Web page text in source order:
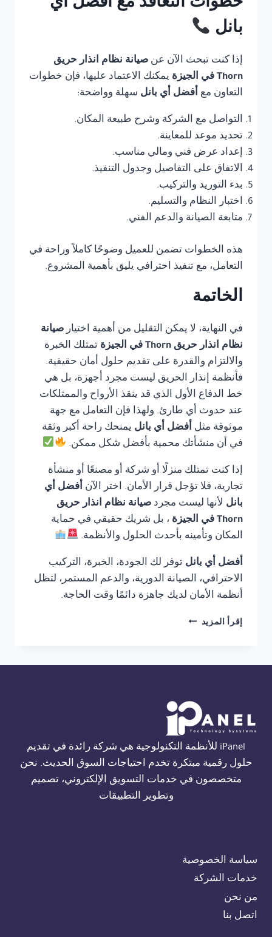
خطوات التعاقد مع أفضل أي
بانل
إذا كنت تبحث الآن عن صيانة نظام انذار حريق
Thorn في الجيزة
يمكنك الاعتماد عليها، فإن خطوات
التعاون مع أفضل أي بانل سهلة وواضحة:
التواصل مع الشركة وشرح طبيعة المكان.
تحديد موعد للمعاينة.
إعداد عرض فني ومالي مناسب.
الاتفاق على التفاصيل وجدول التنفيذ.
بدء التوريد والتركيب.
اختبار النظام والتسليم.
متابعة الصيانة والدعم الفني.
هذه الخطوات تضمن للعميل وضوحًا كاملاً وراحة في
التعامل، مع تنفيذ احترافي يليق بأهمية المشروع.
الخاتمة
في النهاية، لا يمكن التقليل من أهمية اختيار صيانة
نظام انذار حريق Thorn في الجيزة
تمتلك الخبرة
والالتزام والقدرة على تقديم حلول أمان حقيقية.
فأنظمة إنذار الحريق ليست مجرد أجهزة، بل هي
خط الدفاع الأول الذي قد ينقذ الأرواح والممتلكات
عند حدوث أي طارئ. ولهذا فإن التعامل مع جهة
موثوقة مثل أفضل أي بانل يمنحك راحة أكبر وثقة
في أن منشأتك محمية بأفضل شكل ممكن.
إذا كنت تمتلك منزلًا أو شركة أو مصنعًا أو منشأة
تجارية، فلا تؤجل قرار الأمان. اختر الآن أفضل أي
بانل لأنها ليست مجرد صيانة نظام انذار حريق
Thorn في الجيزة
، بل شريك حقيقي في حماية
المكان وتأمينه بأحدث الحلول والأنظمة.
أفضل أي بانل توفر لك الجودة، الخبرة، التركيب
الاحترافي، الصيانة الدورية، والدعم المستمر، لتظل
أنظمة الأمان لديك جاهزة دائمًا وقت الحاجة.
إقرأ المزيد صيانة
01554305486
iPanel للأنظمة التكنولوجية هي شركة رائدة في تقديم
حلول رقمية مبتكرة تخدم احتياجات السوق الحديث. نحن
متخصصون في خدمات التسويق الإلكتروني، تصميم
وتطوير التطبيقات
سياسة الخصوصية
خدمات الشركة
من نحن
اتصل بنا